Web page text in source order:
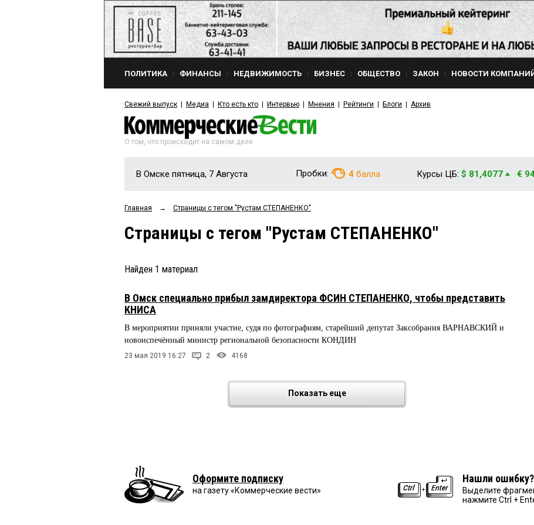
ПОЛИТИКА ФИНАНСЫ НЕДВИЖИМОСТЬ БИЗНЕС ОБЩЕСТВО ЗАКОН НОВОСТИ
Свежий выпуск Медиа Кто есть кто Интервью Мнения Рейтинги Блоги Архив
О том, что происходит на самом деле
В Омске пятница, 7 Августа Пробки: 4 балла Курсы ЦБ: $ 81,4077 €
Главная → Страницы c тегом "Рустам СТЕПАНЕНКО"
Страницы c тегом "Рустам СТЕПАНЕНКО"
Найден 1 материал
В Омск специально прибыл замдиректора ФСИН СТЕПАНЕНКО, чтобы представить
КНИСА
В мероприятии приняли участие, судя по фотографиям, старейший депутат Заксобрания ВАРНАВСКИЙ и
новоиспечённый министр региональной безопасности КОНДИН
23 мая 2019 16:27 2 4168
Показать еще
Оформите подписку
на газету «Коммерческие вести»
Нашли ошибку?
Выделите
нажмите Ctrl +